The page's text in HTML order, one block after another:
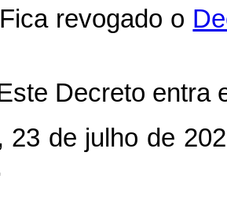
revogado o
Decreto entra
23 de julho de